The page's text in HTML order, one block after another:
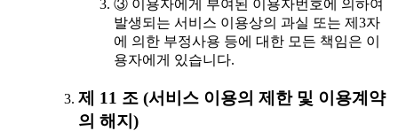
③ 이용자에게 부여된 이용자번호에 의하여
발생되는 서비스 이용상의 과실 또는 제3자
에 의한 부정사용 등에 대한 모든 책임은 이
용자에게 있습니다.
제 11 조 (서비스 이용의 제한 및 이용계약
의 해지)